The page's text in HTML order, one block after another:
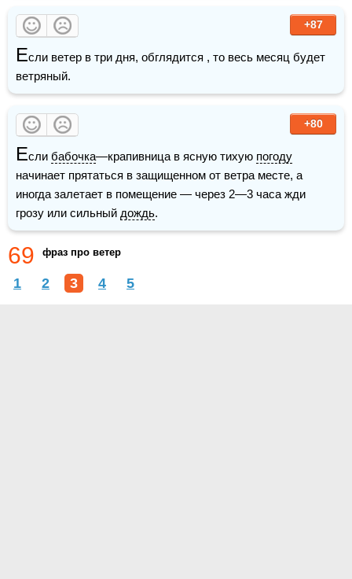
+87
Если ветер в три дня, обглядится , то весь месяц будет
ветряный.
+80
Если бабочка—крапивница в ясную тихую погоду
начинает прятаться в защищенном от ветра месте, а
иногда залетает в помещение — через 2—3 часа жди
грозу или сильный дождь.
69 фраз про ветер
1 2 3 4 5